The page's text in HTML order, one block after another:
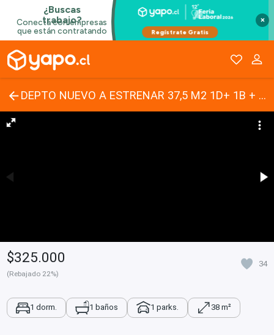
×
DEPTO NUEVO A ESTRENAR 37,5 M2 1D+ 1B + TERRAZA, STGO CENTRO
$325.000
(Rebajado 22%)
34
1 dorm. 1 baños 1 parks. 38 m²